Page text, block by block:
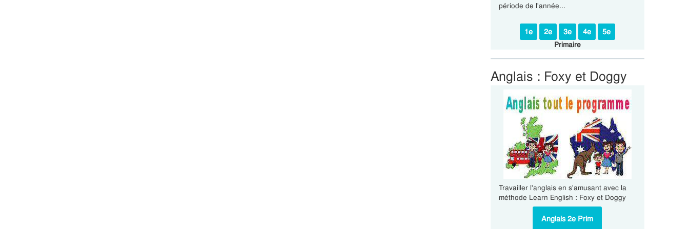
période de l'année...
1e 2e 3e 4e
5e
Primaire
Anglais : Foxy et Doggy
Travailler l'anglais en s'amusant avec la
méthode Learn English : Foxy et Doggy
Anglais 2e Prim